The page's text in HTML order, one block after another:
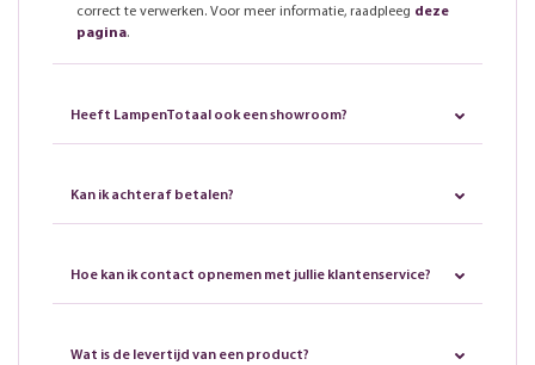
correct te verwerken. Voor meer informatie, raadpleeg deze
pagina.
Heeft LampenTotaal ook een showroom?
Kan ik achteraf betalen?
Hoe kan ik contact opnemen met jullie klantenservice?
Wat is de levertijd van een product?